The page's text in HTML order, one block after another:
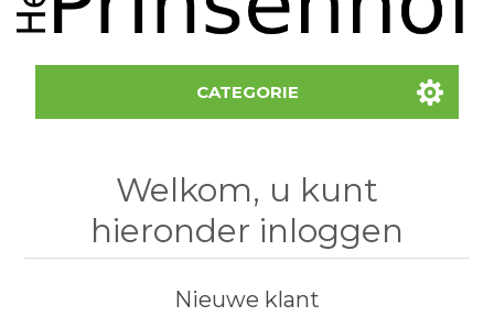
CATEGORIE
Welkom, u kunt
hieronder inloggen
Nieuwe klant